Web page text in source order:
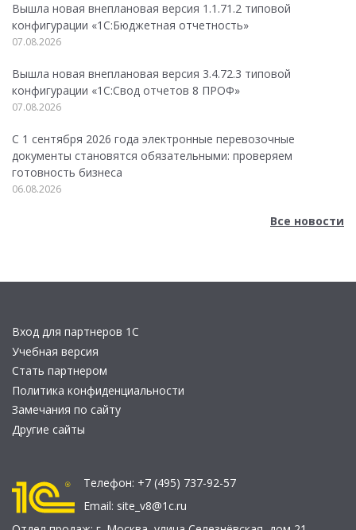
Вышла новая внеплановая версия 1.1.71.2 типовой
конфигурации «1C:Бюджетная отчетность»
07.08.2026
Вышла новая внеплановая версия 3.4.72.3 типовой
конфигурации «1C:Свод отчетов 8 ПРОФ»
07.08.2026
С 1 сентября 2026 года электронные перевозочные
документы становятся обязательными: проверяем
готовность бизнеса
06.08.2026
Все новости
Вход для партнеров 1С
Учебная версия
Стать партнером
Политика конфиденциальности
Замечания по сайту
Другие сайты
Телефон: +7 (495) 737-92-57
Email: site_v8@1c.ru